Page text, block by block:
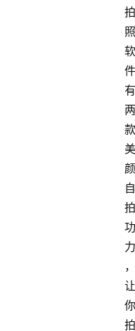
拍
照
软
件
有
两
款
美
颜
自
拍
功
力
，
让
你
拍